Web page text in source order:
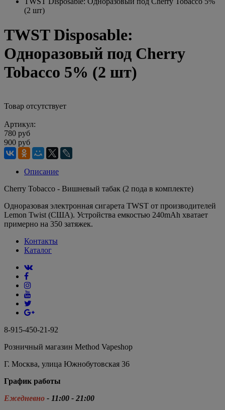
(2 шт)
TWST Disposable:
Одноразовый под Cherry
Tobacco 5% (2 шт)
Товар отсутствует
Артикул:
780 руб
900 руб
Описание
Cherry Tobacco - Вишневый табак (2 пода в комплекте)
Одноразовая электронная сигарета TWST от производителей
Lemon Twist (США). Устройства емкостью 240mAh хватает
примерно на 350 затяжек.
Контакты
Каталог
8-915-450-21-92
Розничный магазин Method Vapeshop
Г. Москва, улица Южнобутовская 36
График работы
Ежедневно - 11:00 - 21:00